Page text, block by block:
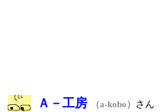
Ａ－工房 （a-kobo） さん